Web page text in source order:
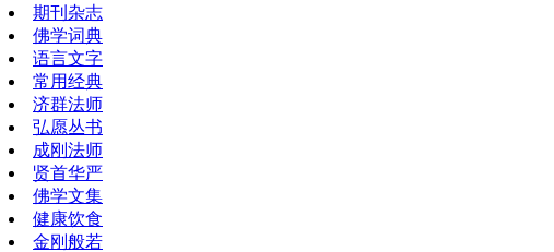
期刊杂志
佛学词典
语言文字
常用经典
济群法师
弘愿丛书
成刚法师
贤首华严
佛学文集
健康饮食
金刚般若